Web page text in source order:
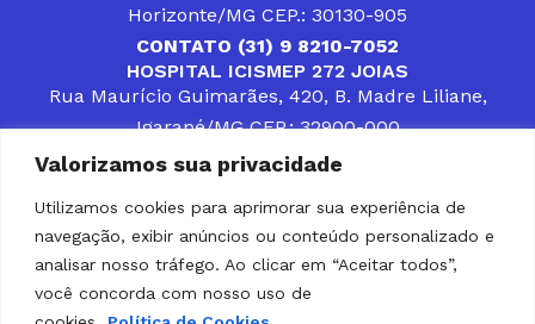
Valorizamos sua privacidade
Utilizamos cookies para aprimorar sua experiência de
navegação, exibir anúncios ou conteúdo personalizado e
analisar nosso tráfego. Ao clicar em “Aceitar todos”,
você concorda com nosso uso de
Horizonte/MG CEP.: 30130-905
CONTATO (31) 9 8210-7052
HOSPITAL ICISMEP 272 JOIAS
Rua Maurício Guimarães, 420, B. Madre Liliane,
Igarapé/MG CEP.: 32900-000
CONTATOS (31) 3512-4400 ou (31) 9 8309-8660
DESENVOLVER SOLUÇÕES, AÇÕES E SERVIÇOS
PÚBLICOS QUE COMPLEMENTEM A ASSISTÊNCIA À
POPULAÇÃO DA REGIÃO EM QUE ATUA, SENDO
PARCEIRO DOS MUNICÍPIOS CONSORCIADOS NA
SOLUÇÃO DE DIFICULDADES ENFRENTADAS POR
GESTORES MUNICIPAIS, É O COMPROMISSO DO
ICISMEP.